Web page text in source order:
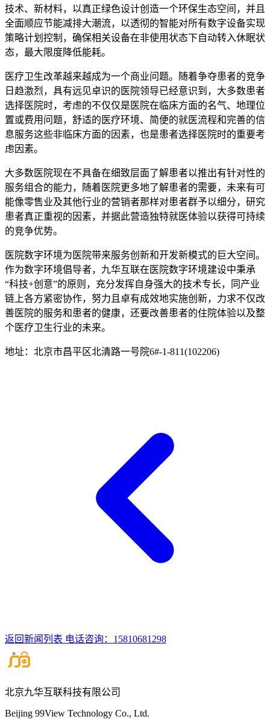
技术、新材料，以真正绿色设计创造一个环保生态空间，并且
全面顺应节能减排大潮流，以透彻的智能对所有数字设备实现
策略计划控制，确保相关设备在非使用状态下自动转入休眠状
态，最大限度降低能耗。
医疗卫生改革越来越成为一个商业问题。随着争夺患者的竞争
日趋激烈，具有远见卓识的医院领导已经意识到，大多数患者
选择医院时，考虑的不仅仅是医院在临床方面的名气、地理位
置或费用问题，舒适的医疗环境、简便的就医流程和完善的信
息服务这些非临床方面的因素，也是患者选择医院时的重要考
虑因素。
大多数医院现在不具备在细致层面了解患者以推出有针对性的
服务组合的能力，随着医院更多地了解患者的需要，未来有可
能像零售业及其他行业的营销者那样对患者群予以细分，研究
患者真正重视的因素，并据此营造独特就医体验以获得可持续
的竞争优势。
医院数字环境为医院带来服务创新和开发新模式的巨大空间。
作为数字环境倡导者，九华互联在医院数字环境建设中秉承
“科技+创意”的原则，充分发挥自身强大的技术专长，同产业
链上各方紧密协作，努力且卓有成效地实施创新，力求不仅改
善医院的服务和患者的健康，还要改善患者的住院体验以及整
个医疗卫生行业的未来。
地址：北京市昌平区北清路一号院6#-1-811(102206)
返回新闻列表 电话咨询：15810681298
北京九华互联科技有限公司
Beijing 99View Technology Co., Ltd.